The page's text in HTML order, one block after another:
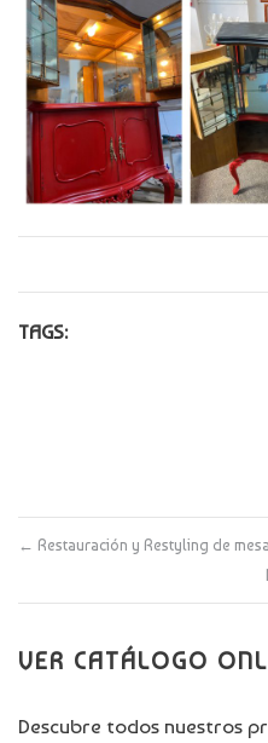
TAGS:
← Restauración y Restyling de
VER CATÁLOGO
Descubre todos nuestros